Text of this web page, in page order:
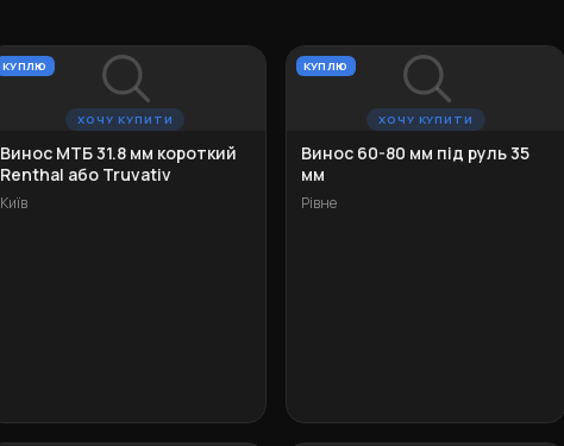
ХОЧУ КУПИТИ
КУПЛЮ
Винос МТБ 31.8 мм короткий
Renthal або Truvativ
Київ
ХОЧУ КУПИТИ
КУПЛЮ
Винос 60-80 мм під руль 35
мм
Рівне